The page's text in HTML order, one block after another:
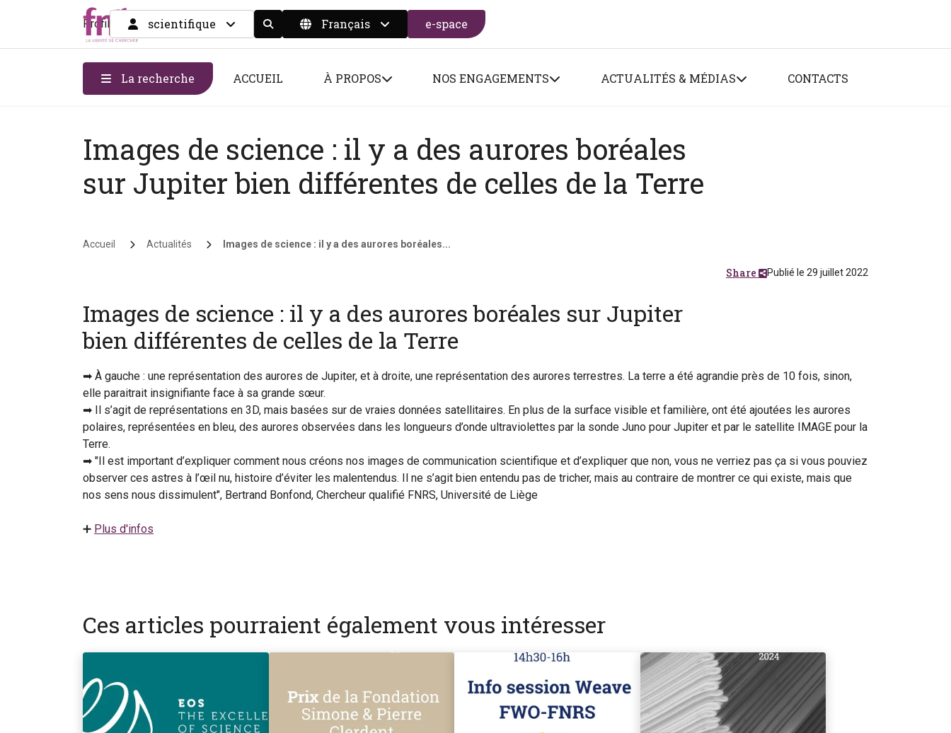
Profil scientifique Display the search form
Français e-space
La recherche ACCUEIL À PROPOS NOS ENGAGEMENTS ACTUALITÉS & MÉDIAS CONTACTS
Images de science : il y a des aurores boréales
sur Jupiter bien différentes de celles de la Terre
Fil d'Ariane
Accueil Actualités Images de science : il y a des aurores boréales...
Publié le 29 juillet 2022
Share
Images de science : il y a des aurores boréales sur Jupiter
bien différentes de celles de la Terre
➡ À gauche : une représentation des aurores de Jupiter, et à droite, une représentation des aurores terrestres. La terre a été agrandie près de 10 fois, sinon,
elle paraitrait insignifiante face à sa grande sœur.
➡ Il s’agit de représentations en 3D, mais basées sur de vraies données satellitaires. En plus de la surface visible et familière, ont été ajoutées les aurores
polaires, représentées en bleu, des aurores observées dans les longueurs d’onde ultraviolettes par la sonde Juno pour Jupiter et par le satellite IMAGE pour la
Terre.
➡ "Il est important d’expliquer comment nous créons nos images de communication scientifique et d’expliquer que non, vous ne verriez pas ça si vous pouviez
observer ces astres à l’œil nu, histoire d’éviter les malentendus. Il ne s’agit bien entendu pas de tricher, mais au contraire de montrer ce qui existe, mais que
nos sens nous dissimulent", Bertrand Bonfond, Chercheur qualifié FNRS, Université de Liège
➕ Plus d'infos
Ces articles pourraient également vous intéresser